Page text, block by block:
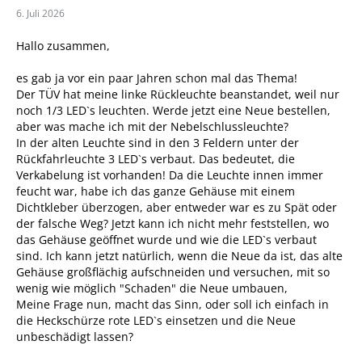
6. Juli 2026
Hallo zusammen,
es gab ja vor ein paar Jahren schon mal das Thema!
Der TÜV hat meine linke Rückleuchte beanstandet, weil nur
noch 1/3 LED`s leuchten. Werde jetzt eine Neue bestellen,
aber was mache ich mit der Nebelschlussleuchte?
In der alten Leuchte sind in den 3 Feldern unter der
Rückfahrleuchte 3 LED`s verbaut. Das bedeutet, die
Verkabelung ist vorhanden! Da die Leuchte innen immer
feucht war, habe ich das ganze Gehäuse mit einem
Dichtkleber überzogen, aber entweder war es zu Spät oder
der falsche Weg? Jetzt kann ich nicht mehr feststellen, wo
das Gehäuse geöffnet wurde und wie die LED`s verbaut
sind. Ich kann jetzt natürlich, wenn die Neue da ist, das alte
Gehäuse großflächig aufschneiden und versuchen, mit so
wenig wie möglich "Schaden" die Neue umbauen,
Meine Frage nun, macht das Sinn, oder soll ich einfach in
die Heckschürze rote LED`s einsetzen und die Neue
unbeschädigt lassen?